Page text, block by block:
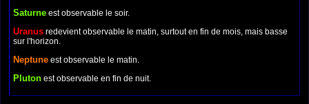
Saturne est observable le soir.
Uranus redevient observable le matin, surtout en fin de mois, mais basse
sur l'horizon.
Neptune est observable le matin.
Pluton est observable en fin de nuit.